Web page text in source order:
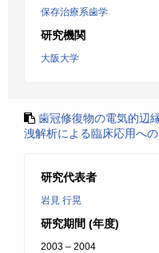
保存治療系歯学
研究機関
大阪大学
歯冠修復物の電気的辺
洩解析による臨床応用へ
研究代表者
岩見 行晃
研究期間 (年度)
2003 – 2004